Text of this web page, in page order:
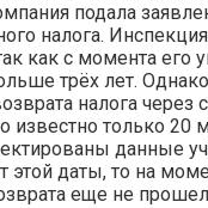
подала
налога.
как с момента его
трёх лет.
налога через
известно только 20
данные
этой даты, то на
еще не